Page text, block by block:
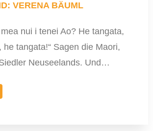
VERENA BÄUML
nui i tenei Ao? He tangata,
he tangata!“ Sagen die Maori,
Neuseelands. Und…